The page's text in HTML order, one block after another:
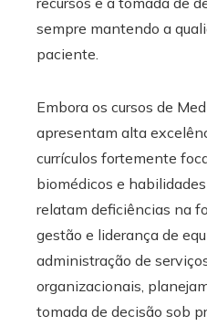
sempre mantendo a
paciente.
Embora os cursos de
apresentam alta
currículos fortemente
biomédicos e
relatam deficiências na
gestão e liderança de
administração de
organizacionais,
tomada de decisão sob